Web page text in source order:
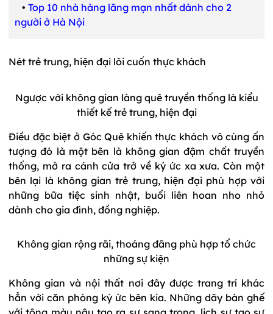
• Top 10 nhà hàng lãng mạn nhất dành cho 2
người ở Hà Nội
Nét trẻ trung, hiện đại lôi cuốn thực khách
Ngược với không gian làng quê truyền thống là kiểu
thiết kế trẻ trung, hiện đại
Điều đặc biệt ở Góc Quê khiến thực khách vô cùng ấn
tượng đó là một bên là không gian đậm chất truyền
thống, mở ra cánh cửa trở về ký ức xa xưa. Còn một
bên lại là không gian trẻ trung, hiện đại phù hợp với
những bữa tiệc sinh nhật, buổi liên hoan nho nhỏ
dành cho gia đình, đồng nghiệp.
Không gian rộng rãi, thoáng đãng phù hợp tổ chức
những sự kiện
Không gian và nội thất nơi đây được trang trí khác
hẳn với căn phòng ký ức bên kia. Những dãy bàn ghế